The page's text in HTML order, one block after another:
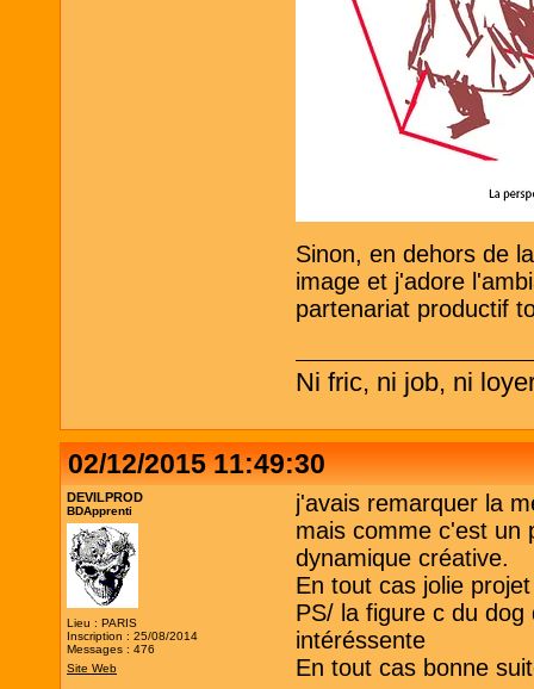
Sinon, en dehors de
image et j'adore
partenariat productif
Ni fric, ni job, ni
02/12/2015 11:49:30
DEVILPROD
BDApprenti
Lieu : PARIS
Inscription : 25/08/2014
Messages : 476
Site Web
j'avais remarquer la
mais comme c'est un
dynamique créative.
En tout cas jolie
PS/ la figure c du
intéréssente
En tout cas bonne